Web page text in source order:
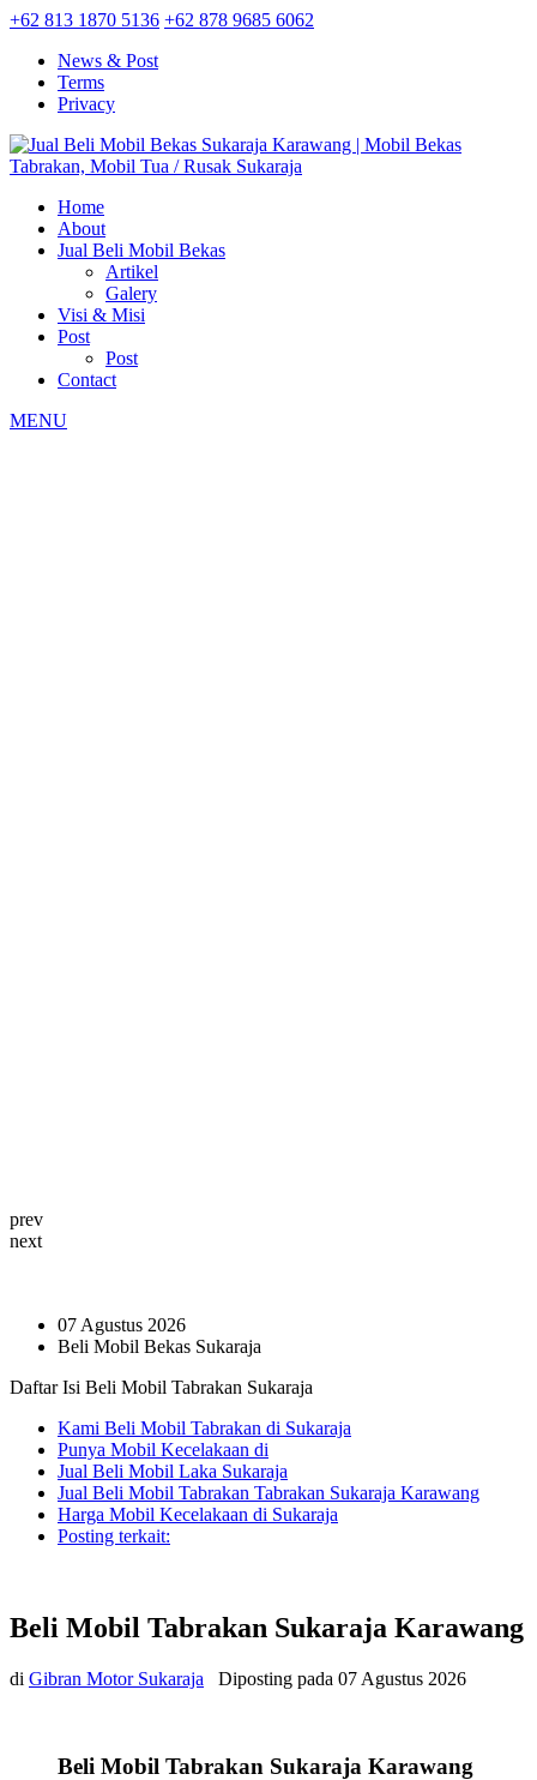
+62 813 1870 5136 +62 878 9685 6062
News & Post
Terms
Privacy
Home
About
Jual Beli Mobil Bekas
Artikel
Galery
Visi & Misi
Post
Post
Contact
MENU
prev
next
07 Agustus 2026
Beli Mobil Bekas Sukaraja
Daftar Isi Beli Mobil Tabrakan Sukaraja
Kami Beli Mobil Tabrakan di Sukaraja
Punya Mobil Kecelakaan di
Jual Beli Mobil Laka Sukaraja
Jual Beli Mobil Tabrakan Tabrakan Sukaraja Karawang
Harga Mobil Kecelakaan di Sukaraja
Posting terkait:
Beli Mobil Tabrakan Sukaraja Karawang
di Gibran Motor Sukaraja Diposting pada 07 Agustus 2026
Beli Mobil Tabrakan Sukaraja Karawang